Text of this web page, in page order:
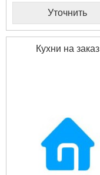
Уточнить
Кухни на заказ